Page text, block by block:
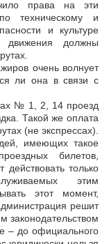
права на эти
техническому и
и культуре
движения должны
очень волнует
ли она в связи с
№ 1, 2, 14 проезд
Такой же оплата
(не экспрессах).
имеющих такое
билетов,
только
этим
этот момент,
решит
законодательством
– до официального